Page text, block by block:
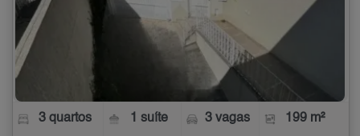
3 quartos 1 suíte 3 vagas 199 m²